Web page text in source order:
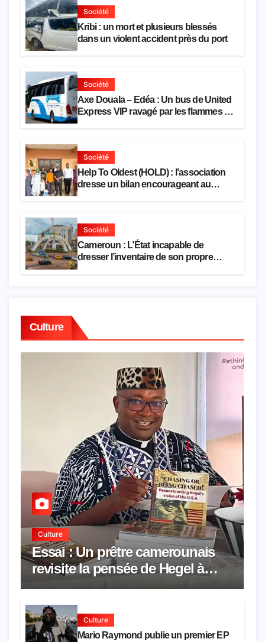
Société
Kribi : un mort et plusieurs blessés
dans un violent accident près du port
Société
Axe Douala – Edéa : Un bus de United
Express VIP ravagé par les flammes à
Société
Help To Oldest (HOLD) : l’association
dresse un bilan encourageant au
Société
Cameroun : L’État incapable de
dresser l’inventaire de son propre
Culture
Culture
Essai : Un prêtre camerounais
revisite la pensée de Hegel à
travers le rêve américain
Culture
Mario Raymond publie un premier EP